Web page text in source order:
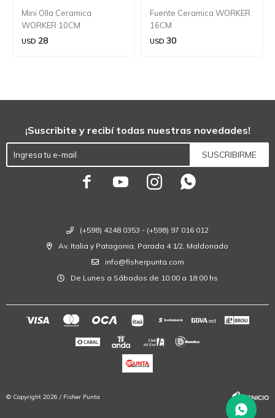
Mini Olla Ceramica
WORKER 10CM
USD 28
Fuente Ceramica WORKER
16CM
USD 30
(+598) 4248 0353 - (+598) 97 016 012
Av. Italia y Patagonia, Parada 4 1/2, Maldonado
info@fisherpunta.com
De Lunes a Sábados de 10:00 a 18:00 hs
¡Suscribite y recibí todas nuestras novedades!
SUSCRIBIRME
   
© Copyright 2026 / Fisher Punta